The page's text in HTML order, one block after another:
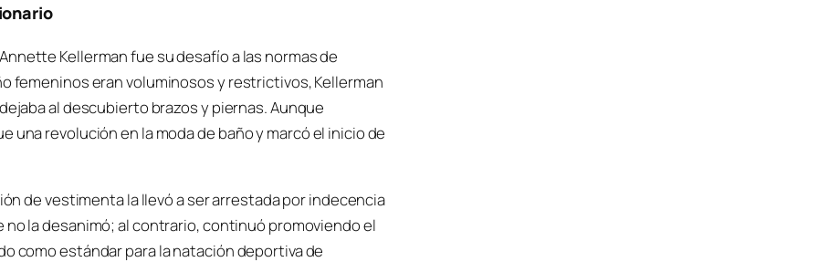
Kellerman fue su desafío a las normas de
femeninos eran voluminosos y restrictivos, Kellerman
al descubierto brazos y piernas. Aunque
una revolución en la moda de baño y marcó el inicio de
de vestimenta la llevó a ser arrestada por indecencia
la desanimó; al contrario, continuó promoviendo el
como estándar para la natación deportiva de